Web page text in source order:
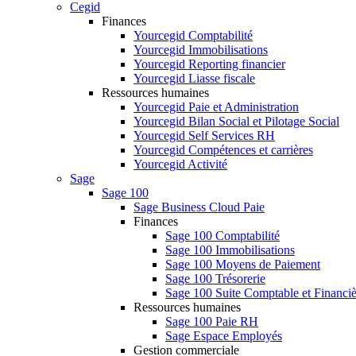
Cegid
Finances
Yourcegid Comptabilité
Yourcegid Immobilisations
Yourcegid Reporting financier
Yourcegid Liasse fiscale
Ressources humaines
Yourcegid Paie et Administration
Yourcegid Bilan Social et Pilotage Social
Yourcegid Self Services RH
Yourcegid Compétences et carrières
Yourcegid Activité
Sage
Sage 100
Sage Business Cloud Paie
Finances
Sage 100 Comptabilité
Sage 100 Immobilisations
Sage 100 Moyens de Paiement
Sage 100 Trésorerie
Sage 100 Suite Comptable et
Ressources humaines
Sage 100 Paie RH
Sage Espace Employés
Gestion commerciale